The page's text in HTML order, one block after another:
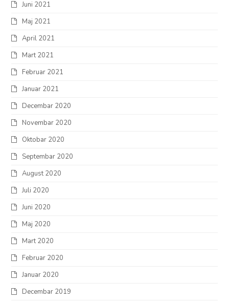
Juni 2021
Maj 2021
April 2021
Mart 2021
Februar 2021
Januar 2021
Decembar 2020
Novembar 2020
Oktobar 2020
Septembar 2020
August 2020
Juli 2020
Juni 2020
Maj 2020
Mart 2020
Februar 2020
Januar 2020
Decembar 2019